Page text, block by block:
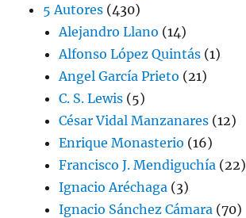
5 Autores (430)
Alejandro Llano (14)
Alfonso López Quintás (1)
Angel García Prieto (21)
C. S. Lewis (5)
César Vidal Manzanares (12)
Enrique Monasterio (16)
Francisco J. Mendiguchía (22)
Ignacio Aréchaga (3)
Ignacio Sánchez Cámara (70)